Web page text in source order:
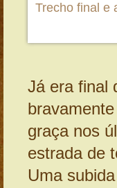
Trecho final e
Já era final
graça nos
estrada de
Uma